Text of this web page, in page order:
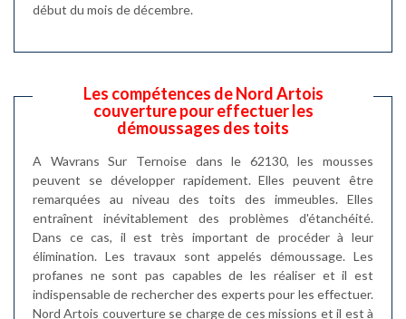
début du mois de décembre.
Les compétences de Nord Artois
couverture pour effectuer les
démoussages des toits
A Wavrans Sur Ternoise dans le 62130, les mousses
peuvent se développer rapidement. Elles peuvent être
remarquées au niveau des toits des immeubles. Elles
entraînent inévitablement des problèmes d'étanchéité.
Dans ce cas, il est très important de procéder à leur
élimination. Les travaux sont appelés démoussage. Les
profanes ne sont pas capables de les réaliser et il est
indispensable de rechercher des experts pour les effectuer.
Nord Artois couverture se charge de ces missions et il est à